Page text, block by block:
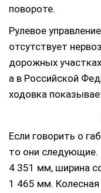
повороте.
Рулевое
отсутствует
дорожных
а в Российской
ходовка
Если говорить о
то они следующие.
4 351 мм, ширина
1 465 мм.